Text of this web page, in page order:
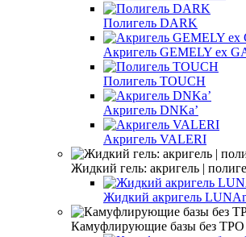
Полигель DARK
Акригель GEMELY ex
Полигель TOUCH
Акригель DNKa’
Акригель VALERI
Жидкий гель: акригель |
Жидкий акригель
Камуфлирующие базы без TPO